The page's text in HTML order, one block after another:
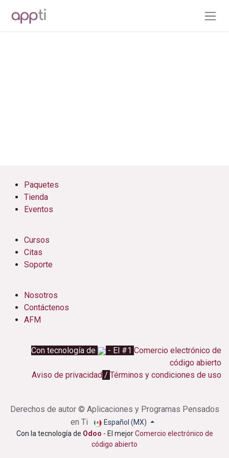
Paquetes
Tienda
Eventos
Cursos
Citas
Soporte
Nosotros
Contáctenos
AFM
Con tecnología de - El #1 Comercio electrónico de
código abierto
Aviso de privacidad / Términos y condiciones de uso
Derechos de autor © Aplicaciones y Programas Pensados
en Ti
Español (MX)
Con la tecnología de Odoo - El mejorComercio electrónico de
código abierto